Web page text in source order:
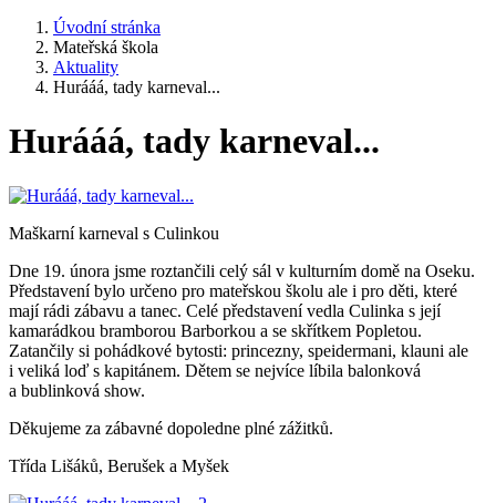
Úvodní stránka
Mateřská škola
Aktuality
Hurááá, tady karneval...
Hurááá, tady karneval...
Maškarní karneval s Culinkou
Dne 19. února jsme roztančili celý sál v kulturním domě na Oseku.
Představení bylo určeno pro mateřskou školu ale i pro děti, které
mají rádi zábavu a tanec. Celé představení vedla Culinka s její
kamarádkou bramborou Barborkou a se skřítkem Popletou.
Zatančily si pohádkové bytosti: princezny, speidermani, klauni ale
i veliká loď s kapitánem. Dětem se nejvíce líbila balonková
a bublinková show.
Děkujeme za zábavné dopoledne plné zážitků.
Třída Lišáků, Berušek a Myšek